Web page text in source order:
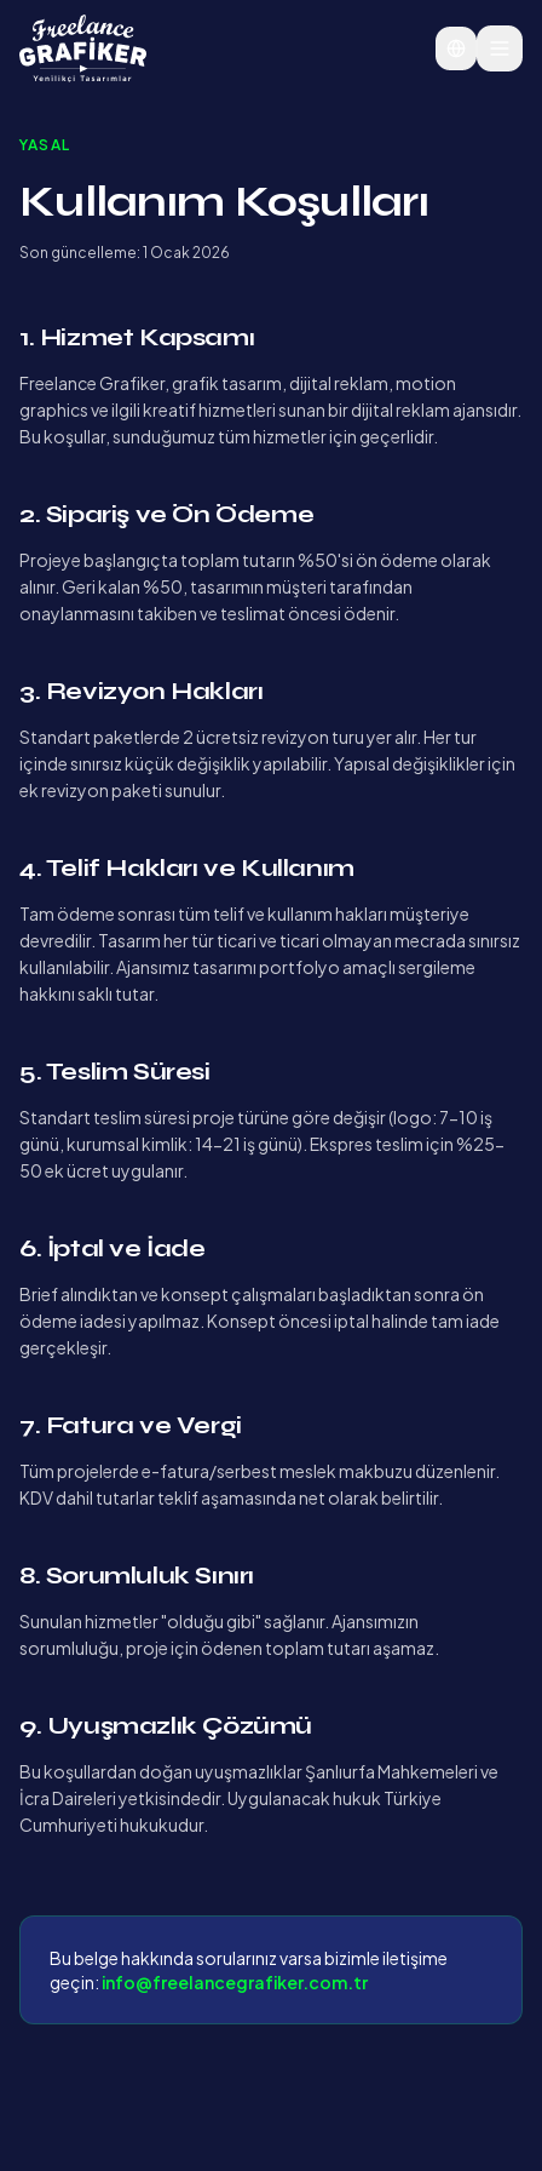
YASAL
Kullanım Koşulları
Son güncelleme: 1 Ocak 2026
1. Hizmet Kapsamı
Freelance Grafiker, grafik tasarım, dijital reklam, motion
graphics ve ilgili kreatif hizmetleri sunan bir dijital reklam ajansıdır.
Bu koşullar, sunduğumuz tüm hizmetler için geçerlidir.
2. Sipariş ve Ön Ödeme
Projeye başlangıçta toplam tutarın %50'si ön ödeme olarak
alınır. Geri kalan %50, tasarımın müşteri tarafından
onaylanmasını takiben ve teslimat öncesi ödenir.
3. Revizyon Hakları
Standart paketlerde 2 ücretsiz revizyon turu yer alır. Her tur
içinde sınırsız küçük değişiklik yapılabilir. Yapısal değişiklikler için
ek revizyon paketi sunulur.
4. Telif Hakları ve Kullanım
Tam ödeme sonrası tüm telif ve kullanım hakları müşteriye
devredilir. Tasarım her tür ticari ve ticari olmayan mecrada sınırsız
kullanılabilir. Ajansımız tasarımı portfolyo amaçlı sergileme
hakkını saklı tutar.
5. Teslim Süresi
Standart teslim süresi proje türüne göre değişir (logo: 7-10 iş
günü, kurumsal kimlik: 14-21 iş günü). Ekspres teslim için %25-
50 ek ücret uygulanır.
6. İptal ve İade
Brief alındıktan ve konsept çalışmaları başladıktan sonra ön
ödeme iadesi yapılmaz. Konsept öncesi iptal halinde tam iade
gerçekleşir.
7. Fatura ve Vergi
Tüm projelerde e-fatura/serbest meslek makbuzu düzenlenir.
KDV dahil tutarlar teklif aşamasında net olarak belirtilir.
8. Sorumluluk Sınırı
Sunulan hizmetler "olduğu gibi" sağlanır. Ajansımızın
sorumluluğu, proje için ödenen toplam tutarı aşamaz.
9. Uyuşmazlık Çözümü
Bu koşullardan doğan uyuşmazlıklar Şanlıurfa Mahkemeleri ve
İcra Daireleri yetkisindedir. Uygulanacak hukuk Türkiye
Cumhuriyeti hukukudur.
Bu belge hakkında sorularınız varsa bizimle iletişime
geçin: info@freelancegrafiker.com.tr